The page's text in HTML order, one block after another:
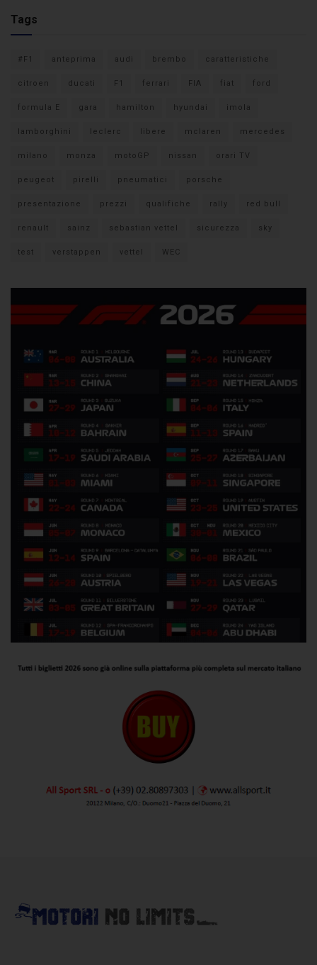
Tags
#F1 anteprima audi brembo caratteristiche
citroen ducati F1 ferrari FIA fiat ford
formula E gara hamilton hyundai imola
lamborghini leclerc libere mclaren mercedes
milano monza motoGP nissan orari TV
peugeot pirelli pneumatici porsche
presentazione prezzi qualifiche rally red bull
renault sainz sebastian vettel sicurezza sky
test verstappen vettel WEC